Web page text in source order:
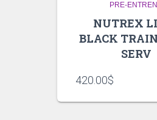
PRE-
NUTREX
BLACK
SERV
420.00$